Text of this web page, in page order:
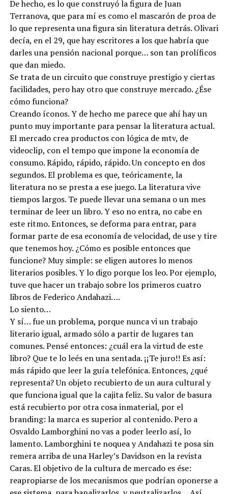
De hecho, es lo que construyó la figura de Juan
Terranova, que para mí es como el mascarón de proa de
lo que representa una figura sin literatura detrás. Olivari
decía, en el 29, que hay escritores a los que habría que
darles una pensión nacional porque… son tan prolíficos
que dan miedo.
Se trata de un circuito que construye prestigio y ciertas
facilidades, pero hay otro que construye mercado. ¿Ése
cómo funciona?
Creando íconos. Y de hecho me parece que ahí hay un
punto muy importante para pensar la literatura actual.
El mercado crea productos con lógica de mtv, de
videoclip, con el tempo que impone la economía de
consumo. Rápido, rápido, rápido. Un concepto en dos
segundos. El problema es que, teóricamente, la
literatura no se presta a ese juego. La literatura vive
tiempos largos. Te puede llevar una semana o un mes
terminar de leer un libro. Y eso no entra, no cabe en
este ritmo. Entonces, se deforma para entrar, para
formar parte de esa economía de velocidad, de use y tire
que tenemos hoy. ¿Cómo es posible entonces que
funcione? Muy simple: se eligen autores lo menos
literarios posibles. Y lo digo porque los leo. Por ejemplo,
tuve que hacer un trabajo sobre los primeros cuatro
libros de Federico Andahazi….
Lo siento…
Y sí… fue un problema, porque nunca vi un trabajo
literario igual, armado sólo a partir de lugares tan
comunes. Pensé entonces: ¿cuál era la virtud de este
libro? Que te lo leés en una sentada. ¡¡Te juro!! Es así:
más rápido que leer la guía telefónica. Entonces, ¿qué
representa? Un objeto recubierto de un aura cultural y
que funciona igual que la cajita feliz. Su valor de basura
está recubierto por otra cosa inmaterial, por el
branding: la marca es superior al contenido. Pero a
Osvaldo Lamborghini no vas a poder leerlo así, lo
lamento. Lamborghini te noquea y Andahazi te posa sin
remera arriba de una Harley’s Davidson en la revista
Caras. El objetivo de la cultura de mercado es ése:
reapropiarse de los mecanismos que podrían oponerse a